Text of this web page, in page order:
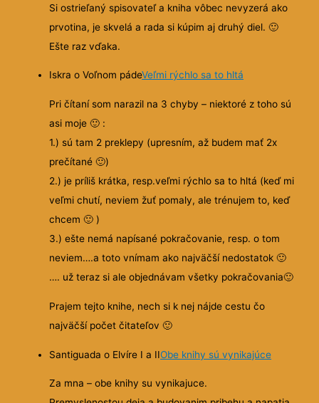
Si ostrieľaný spisovateľ a kniha vôbec nevyzerá ako
prvotina, je skvelá a rada si kúpim aj druhý diel.🙂
Ešte raz vďaka.
Iskra o Voľnom pádeVeľmi rýchlo sa to hltá
Pri čítaní som narazil na 3 chyby – niektoré z toho sú
asi moje🙂 :
1.) sú tam 2 preklepy (upresním, až budem mať 2x
prečítané🙂)
2.) je príliš krátka, resp.veľmi rýchlo sa to hltá (keď mi
veľmi chutí, neviem žuť pomaly, ale trénujem to, keď
chcem🙂 )
3.) ešte nemá napísané pokračovanie, resp. o tom
neviem….a toto vnímam ako najväčší nedostatok🙂
…. už teraz si ale objednávam všetky pokračovania🙂
Prajem tejto knihe, nech si k nej nájde cestu čo
najväčší počet čitateľov🙂
Santiguada o Elvíre I a IIObe knihy sú vynikajúce
Za mna – obe knihy su vynikajuce.